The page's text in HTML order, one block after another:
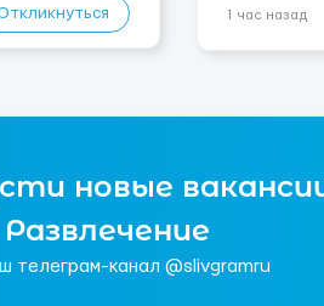
зарплат...
на месте,
1 час назад
новые
телеграм-канал @slivgramru